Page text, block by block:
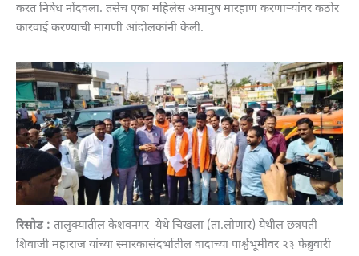
करत निषेध नोंदवला. तसेच एका महिलेस अमानुष मारहाण करणाऱ्यांवर कठोर
कारवाई करण्याची मागणी आंदोलकांनी केली.
रिसोड : तालुक्यातील केशवनगर येथे चिखला (ता.लोणार) येथील छत्रपती
शिवाजी महाराज यांच्या स्मारकासंदर्भातील वादाच्या पार्श्वभूमीवर २३ फेब्रुवारी